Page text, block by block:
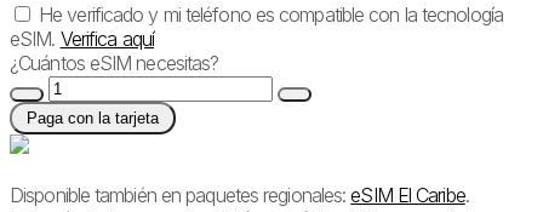
He verificado y mi teléfono es compatible con la tecnología
eSIM. Verifica aquí
¿Cuántos eSIM necesitas?
Paga con la tarjeta
Disponible también en paquetes regionales:eSIM El Caribe.